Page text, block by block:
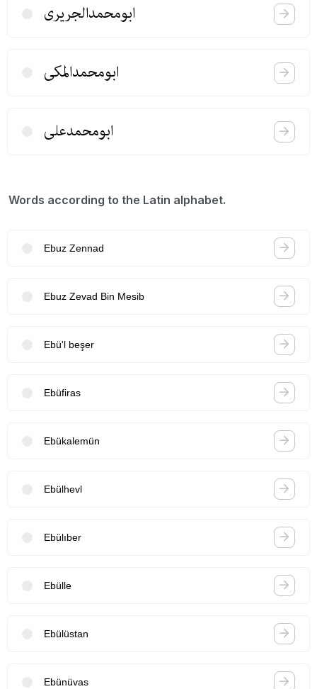
ابومحمدالجریری
ابومحمدالمكی
ابومحمدعلی
Words according to the Latin alphabet.
Ebuz Zennad
Ebuz Zevad Bin Mesib
Ebü'l beşer
Ebüfiras
Ebükalemün
Ebülhevl
Ebülıber
Ebülle
Ebülüstan
Ebünüvas